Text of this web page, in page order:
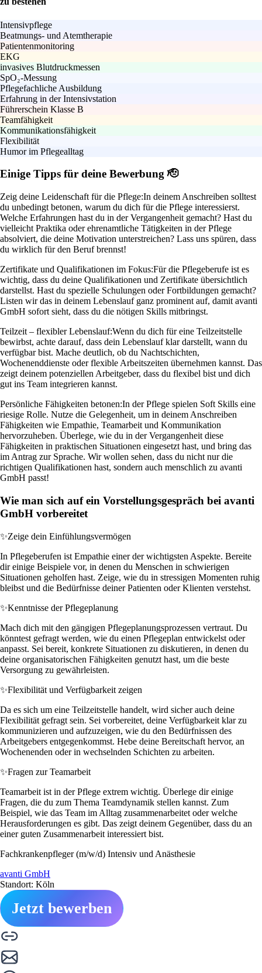
Intensivpflege
Beatmungs- und Atemtherapie
Patientenmonitoring
EKG
invasives Blutdruckmessen
SpO₂-Messung
Pflegefachliche Ausbildung
Erfahrung in der Intensivstation
Führerschein Klasse B
Teamfähigkeit
Kommunikationsfähigkeit
Flexibilität
Humor im Pflegealltag
Einige Tipps für deine Bewerbung 🫡
Zeig deine Leidenschaft für die Pflege:In deinem Anschreiben solltest
du unbedingt betonen, warum du dich für die Pflege interessierst.
Welche Erfahrungen hast du in der Vergangenheit gemacht? Hast du
vielleicht Praktika oder ehrenamtliche Tätigkeiten in der Pflege
absolviert, die deine Motivation unterstreichen? Lass uns spüren, dass
du wirklich für den Beruf brennst!
Zertifikate und Qualifikationen im Fokus:Für die Pflegeberufe ist es
wichtig, dass du deine Qualifikationen und Zertifikate übersichtlich
darstellst. Hast du spezielle Schulungen oder Fortbildungen gemacht?
Listen wir das in deinem Lebenslauf ganz prominent auf, damit avanti
GmbH sofort sieht, dass du die nötigen Skills mitbringst.
Teilzeit – flexibler Lebenslauf:Wenn du dich für eine Teilzeitstelle
bewirbst, achte darauf, dass dein Lebenslauf klar darstellt, wann du
verfügbar bist. Mache deutlich, ob du Nachtschichten,
Wochenenddienste oder flexible Arbeitszeiten übernehmen kannst. Das
zeigt deinem potenziellen Arbeitgeber, dass du flexibel bist und dich
gut ins Team integrieren kannst.
Persönliche Fähigkeiten betonen:In der Pflege spielen Soft Skills eine
riesige Rolle. Nutze die Gelegenheit, um in deinem Anschreiben
Fähigkeiten wie Empathie, Teamarbeit und Kommunikation
hervorzuheben. Überlege, wie du in der Vergangenheit diese
Fähigkeiten in praktischen Situationen eingesetzt hast, und bring das
im Antrag zur Sprache. Wir wollen sehen, dass du nicht nur die
richtigen Qualifikationen hast, sondern auch menschlich zu avanti
GmbH passt!
Wie man sich auf ein Vorstellungsgespräch bei avanti
GmbH vorbereitet
✨Zeige dein Einfühlungsvermögen
In Pflegeberufen ist Empathie einer der wichtigsten Aspekte. Bereite
dir einige Beispiele vor, in denen du Menschen in schwierigen
Situationen geholfen hast. Zeige, wie du in stressigen Momenten ruhig
bleibst und die Bedürfnisse deiner Patienten oder Klienten verstehst.
✨Kenntnisse der Pflegeplanung
Mach dich mit den gängigen Pflegeplanungsprozessen vertraut. Du
könntest gefragt werden, wie du einen Pflegeplan entwickelst oder
anpasst. Sei bereit, konkrete Situationen zu diskutieren, in denen du
deine organisatorischen Fähigkeiten genutzt hast, um die beste
Versorgung zu gewährleisten.
✨Flexibilität und Verfügbarkeit zeigen
Da es sich um eine Teilzeitstelle handelt, wird sicher auch deine
Flexibilität gefragt sein. Sei vorbereitet, deine Verfügbarkeit klar zu
kommunizieren und aufzuzeigen, wie du den Bedürfnissen des
Arbeitgebers entgegenkommst. Hebe deine Bereitschaft hervor, an
Wochenenden oder in wechselnden Schichten zu arbeiten.
✨Fragen zur Teamarbeit
Teamarbeit ist in der Pflege extrem wichtig. Überlege dir einige
Fragen, die du zum Thema Teamdynamik stellen kannst. Zum
Beispiel, wie das Team im Alltag zusammenarbeitet oder welche
Herausforderungen es gibt. Das zeigt deinem Gegenüber, dass du an
einer guten Zusammenarbeit interessiert bist.
Fachkrankenpfleger (m/w/d) Intensiv und Anästhesie
avanti GmbH
Standort: Köln
Jetzt bewerben